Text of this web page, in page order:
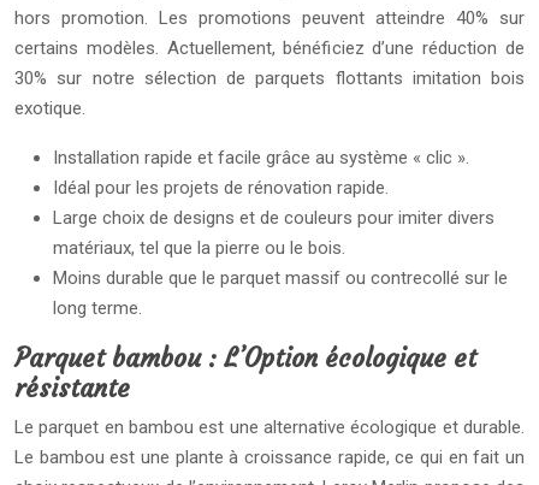
hors promotion. Les promotions peuvent atteindre 40% sur
certains modèles. Actuellement, bénéficiez d’une réduction de
30% sur notre sélection de parquets flottants imitation bois
exotique.
Installation rapide et facile grâce au système « clic ».
Idéal pour les projets de rénovation rapide.
Large choix de designs et de couleurs pour imiter divers
matériaux, tel que la pierre ou le bois.
Moins durable que le parquet massif ou contrecollé sur le
long terme.
Parquet bambou : L’Option écologique et
résistante
Le parquet en bambou est une alternative écologique et durable.
Le bambou est une plante à croissance rapide, ce qui en fait un